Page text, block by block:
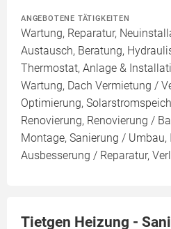
ANGEBOTENE TÄTIGKEITEN
Wartung, Reparatur,
Austausch, Beratung,
Thermostat, Anlage &
Wartung, Dach Vermietung /
Optimierung,
Renovierung, Renovierung /
Montage, Sanierung / Umbau,
Ausbesserung / Reparatur,
Tietgen Heizung -